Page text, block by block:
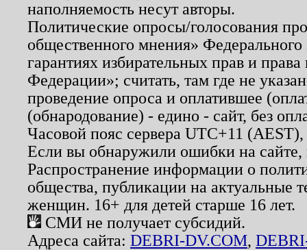
наполняемость несут авторы.
Политические опросы/голосования
общественного мнения»
гарантиях избирательных прав и
Федерации»; считать, там где не
проведение опроса и оплатившее
(обнародование) - едино - сайт, без
Часовой пояс сервера UTC+11
Если вы обнаружили ошибки на
Распространение информации о
общества, публикации на актуальные
женщин. 16+ для детей старше 16 лет.
СМИ не получает субсидий.
Адреса сайта: DEBRI-DV.COM,